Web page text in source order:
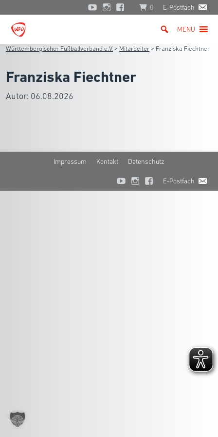
0 E-Postfach
MENU
Württembergischer Fußballverband e.V. > Mitarbeiter > Franziska Fiechtner
Franziska Fiechtner
Autor: 06.08.2026
Impressum Kontakt Datenschutz
E-Postfach